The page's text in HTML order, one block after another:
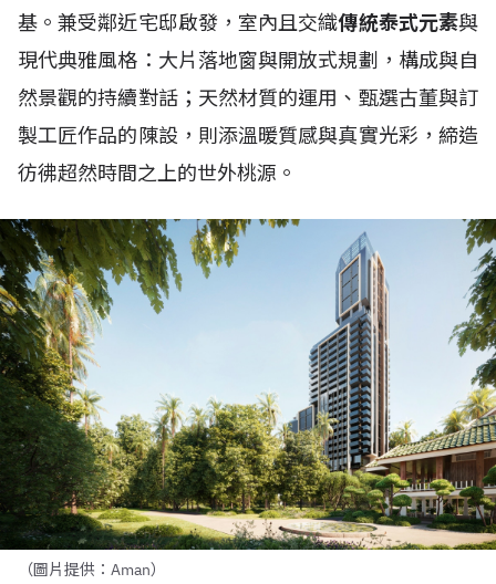
基。兼受鄰近宅邸啟發，室內且交織傳統泰式元素與
現代典雅風格：大片落地窗與開放式規劃，構成與自
然景觀的持續對話；天然材質的運用、甄選古董與訂
製工匠作品的陳設，則添溫暖質感與真實光彩，締造
彷彿超然時間之上的世外桃源。
（圖片提供：Aman）